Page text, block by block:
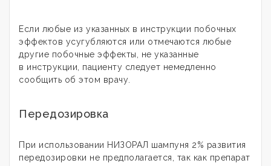
Если любые из указанных в инструкции побочных
эффектов усугубляются или отмечаются любые
другие побочные эффекты, не указанные
в инструкции, пациенту следует немедленно
сообщить об этом врачу.
Передозировка
При использовании НИЗОРАЛ шампуня 2% развития
передозировки не предполагается, так как препарат